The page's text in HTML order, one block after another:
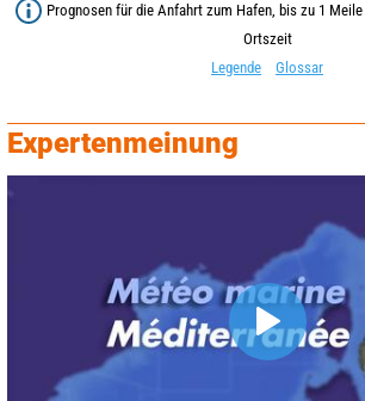
Prognosen für die Anfahrt zum Hafen, bis zu 1
Ortszeit
Legende
Glossar
Expertenmeinung